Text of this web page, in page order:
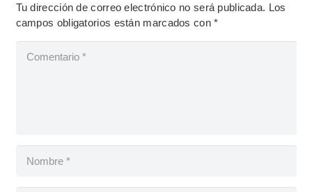
Tu dirección de correo electrónico no será publicada. Los
campos obligatorios están marcados con*